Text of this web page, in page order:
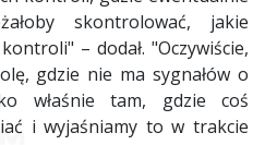
skontrolować, jakie
– dodał. "Oczywiście,
gdzie nie ma sygnałów o
właśnie tam, gdzie coś
i wyjaśniamy to w trakcie